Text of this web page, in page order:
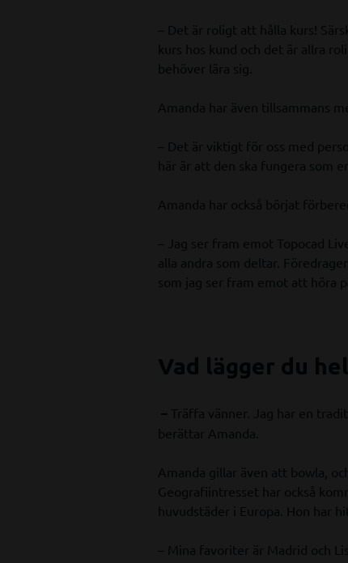
– Det är roligt att hålla kurs!
kurs hos kund och det är allra
behöver lära sig.
Amanda har även tillsammans
– Det är viktigt för oss med
här är att den ska fungera som
Amanda har också börjat
– Jag ser fram emot Topocad
alla andra som deltar.
som jag ser fram emot att höra
Vad lägger du
– Träffa vänner. Jag har en
berättar Amanda.
Amanda gillar även att bowla,
Geografiintresset har också
huvudstäder i Europa. Hon har
– Mina favoriter är Madrid och